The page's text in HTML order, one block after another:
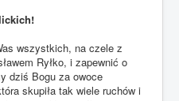
wszystkich, na czele z
Ryłko, i zapewnić o
dziś Bogu za owoce
skupiła tak wiele ruchów i